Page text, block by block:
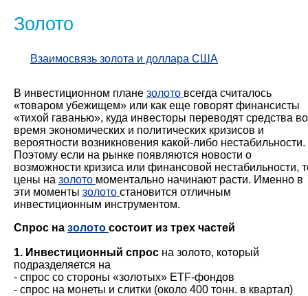
Золото
Взаимосвязь золота и доллара США
В инвестиционном плане золото всегда считалось
«товаром убежищем» или как еще говорят финансисты
«тихой гаванью», куда инвесторы переводят средства во
время экономических и политических кризисов и
вероятности возникновения какой-либо
Поэтому если на рынке появляются новости о
возможности кризиса или финансовой нестабильности,
цены на золото моментально начинают расти. Именно в
эти моменты золото становится отличным
инвестиционным инструментом.
Спрос на золото состоит из трех частей
1. Инвестиционный спрос на золото, который
подразделяется на
- спрос со стороны «золотых» ETF-фондов
- спрос на монеты и слитки (около 400 тонн. в квартал)